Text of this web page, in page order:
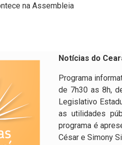
e
Mulher
e
na Assembleia
Notícias do
Programa
de 7h30 as 8h,
Legislativo
as utilidades
programa é
César e Simony